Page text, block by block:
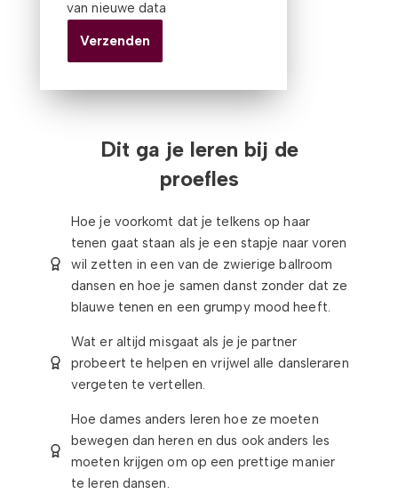
van nieuwe data
Verzenden
Dit ga je leren bij de
proefles
Hoe je voorkomt dat je telkens op haar
tenen gaat staan als je een stapje naar voren
wil zetten in een van de zwierige ballroom
dansen en hoe je samen danst zonder dat ze
blauwe tenen en een grumpy mood heeft.
Wat er altijd misgaat als je je partner
probeert te helpen en vrijwel alle dansleraren
vergeten te vertellen.
Hoe dames anders leren hoe ze moeten
bewegen dan heren en dus ook anders les
moeten krijgen om op een prettige manier
te leren dansen.